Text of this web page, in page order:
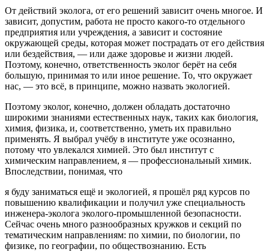
От действий эколога, от его решений зависит очень многое. И
зависит, допустим, работа не просто какого-то отдельного
предприятия или учреждения, а зависит и состояние
окружающей среды, которая может пострадать от его действия
или бездействия, — или даже здоровье и жизни людей.
Поэтому, конечно, ответственность эколог берёт на себя
большую, принимая то или иное решение. То, что окружает
нас, — это всё, в принципе, можно назвать экологией.
Поэтому эколог, конечно, должен обладать достаточно
широкими знаниями естественных наук, таких как биология,
химия, физика, и, соответственно, уметь их правильно
применять. Я выбрал учёбу в институте уже осознанно,
потому что увлекался химией. Это был институт с
химическим направлением, я — профессиональный химик.
Впоследствии, понимая, что
я буду заниматься ещё и экологией, я прошёл ряд курсов по
повышению квалификации и получил уже специальность
инженера-эколога эколого-промышленной безопасности.
Сейчас очень много разнообразных кружков и секций по
тематическим направлениям: по химии, по биологии, по
физике, по географии, по обществознанию. Есть